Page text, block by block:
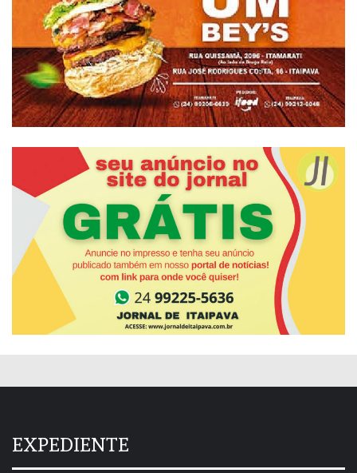
EXPEDIENTE